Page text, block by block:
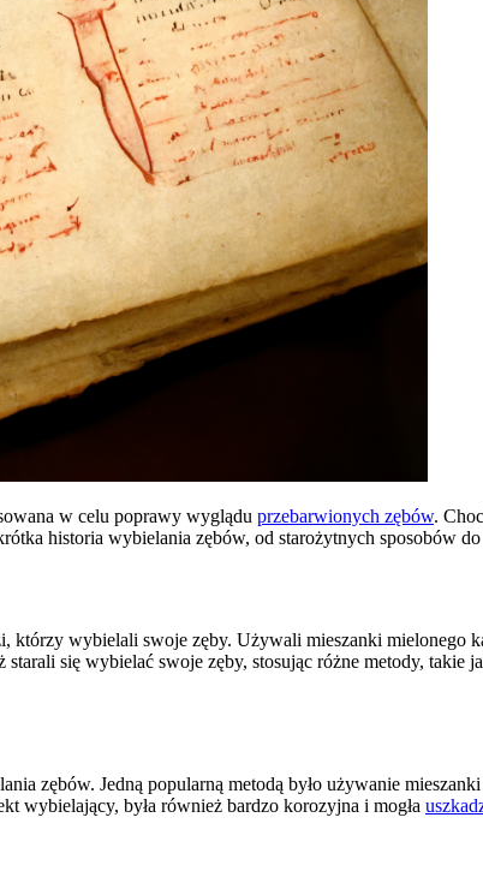
w celu poprawy wyglądu przebarwionych zębów.
historia wybielania zębów, od starożytnych sposobów
wybielali swoje zęby. Używali mieszanki mielonego
się wybielać swoje zęby, stosując różne metody,
Jedną popularną metodą było używanie mieszanki
wybielający, była również bardzo korozyjna i mogła